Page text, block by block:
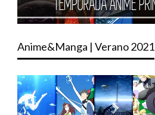
Anime&Manga | Verano 2021